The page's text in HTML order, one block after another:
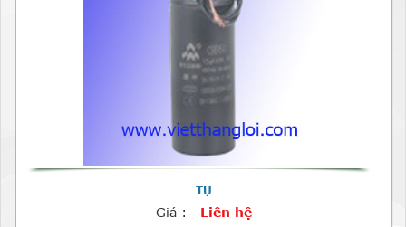
TỤ
Giá : Liên hệ